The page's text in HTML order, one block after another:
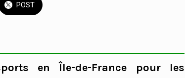
POST
en Île-de-France pour les